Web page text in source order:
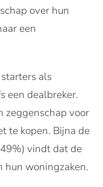
over hun
een
als
een dealbreker.
zeggenschap voor
te kopen. Bijna de
vindt dat de
hun woningzaken.